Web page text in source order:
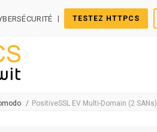
| TESTEZ HTTPCS
PositiveSSL EV Multi-Domain (2 SANs)